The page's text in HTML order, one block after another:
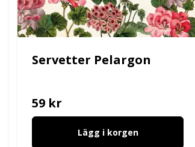
Servetter Pelargon
59 kr
Lägg i korgen